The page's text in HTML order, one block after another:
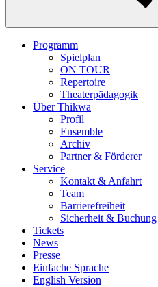
Programm
Spielplan
ON TOUR
Repertoire
Theaterpädagogik
Über Thikwa
Profil
Ensemble
Archiv
Partner & Förderer
Service
Kontakt & Anfahrt
Team
Barrierefreiheit
Sicherheit & Buchung
Tickets
News
Presse
Einfache Sprache
English Version